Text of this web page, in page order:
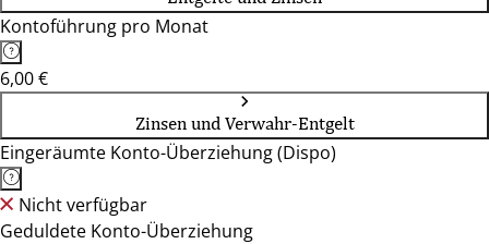
Kontoführung pro Monat
6,00 €
Zinsen und Verwahr-Entgelt
Eingeräumte Konto-Überziehung (Dispo)
Nicht verfügbar
Geduldete Konto-Überziehung